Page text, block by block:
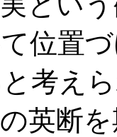
位置
考え
英断